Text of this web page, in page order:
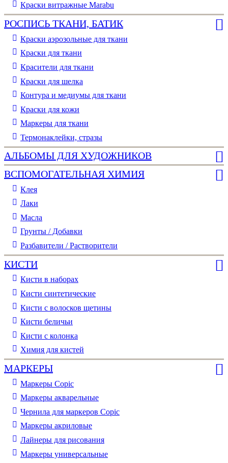
Краски витражные Marabu
РОСПИСЬ ТКАНИ, БАТИК
Краски аэрозольные для ткани
Краски для ткани
Красители для ткани
Краски для шелка
Контура и медиумы для ткани
Краски для кожи
Маркеры для ткани
Термонаклейки, стразы
АЛЬБОМЫ ДЛЯ ХУДОЖНИКОВ
ВСПОМОГАТЕЛЬНАЯ ХИМИЯ
Клея
Лаки
Масла
Грунты / Добавки
Разбавители / Растворители
КИСТИ
Кисти в наборах
Кисти синтетические
Кисти с волосков щетины
Кисти беличьи
Кисти с колонка
Химия для кистей
МАРКЕРЫ
Маркеры Copic
Маркеры акварельные
Чернила для маркеров Copic
Маркеры акриловые
Лайнеры для рисования
Маркеры универсальные